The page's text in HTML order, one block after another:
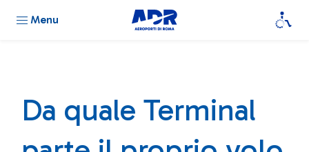
Menu
Da quale Terminal